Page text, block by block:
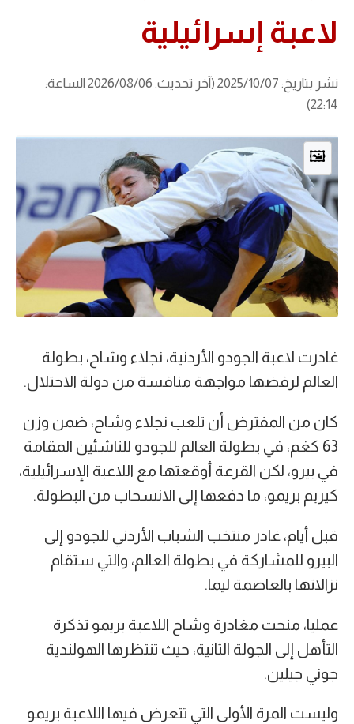
لاعبة إسرائيلية
نشر بتاريخ: 2025/10/07 (آخر تحديث: 2026/08/06 الساعة:
22:14)
🖼️
غادرت لاعبة الجودو الأردنية، نجلاء وشاح، بطولة
العالم لرفضها مواجهة منافسة من دولة الاحتلال.
كان من المفترض أن تلعب نجلاء وشاح، ضمن وزن
63 كغم، في بطولة العالم للجودو للناشئين المقامة
في بيرو، لكن القرعة أوقعتها مع اللاعبة الإسرائيلية،
كيريم بريمو، ما دفعها إلى الانسحاب من البطولة.
قبل أيام، غادر منتخب الشباب الأردني للجودو إلى
البيرو للمشاركة في بطولة العالم، والتي ستقام
نزالاتها بالعاصمة ليما.
عمليا، منحت مغادرة وشاح اللاعبة بريمو تذكرة
التأهل إلى الجولة الثانية، حيث تنتظرها الهولندية
جوني جيلين.
وليست المرة الأولى التي تتعرض فيها اللاعبة بريمو